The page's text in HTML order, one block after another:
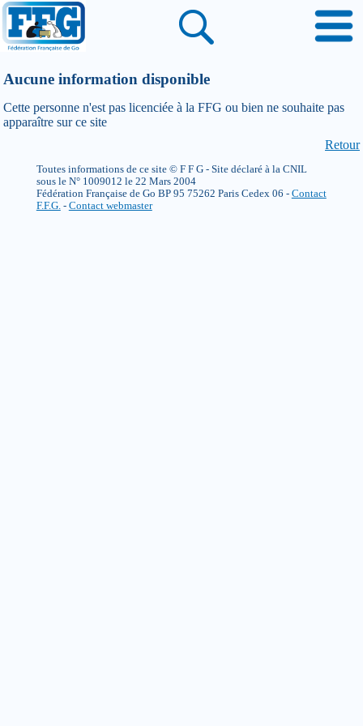
Aucune information disponible
Cette personne n'est pas licenciée à la FFG ou bien ne souhaite pas
apparaître sur ce site
Retour
Toutes informations de ce site © F F G - Site déclaré à la CNIL
sous le N° 1009012 le 22 Mars 2004
Fédération Française de Go BP 95 75262 Paris Cedex 06 - Contact
F.F.G.- Contact webmaster